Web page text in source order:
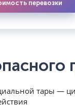
перевозки
тары —